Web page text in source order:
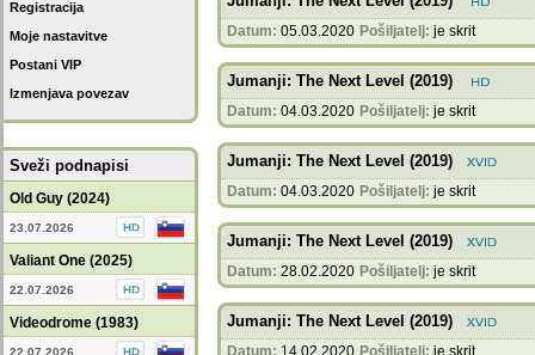
Registracija
Moje nastavitve
Postani VIP
Izmenjava povezav
Sveži podnapisi
Old Guy (2024)
23.07.2026
Valiant One (2025)
22.07.2026
Videodrome (1983)
22.07.2026
Datum: 05.03.2020 Pošiljatelj: je skrit
Jumanji: The Next Level (2019)
Datum: 04.03.2020 Pošiljatelj: je skrit
Jumanji: The Next Level (2019)
Datum: 04.03.2020 Pošiljatelj: je skrit
Jumanji: The Next Level (2019)
Datum: 28.02.2020 Pošiljatelj: je skrit
Jumanji: The Next Level (2019)
Datum: 14.02.2020 Pošiljatelj: je skrit